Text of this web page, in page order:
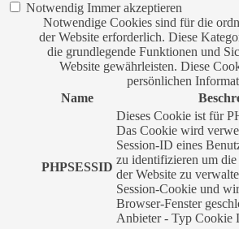
Notwendig Immer akzeptieren
Notwendige Cookies sind für die
der Website erforderlich. Diese
die grundlegende Funktionen und
Website gewährleisten. Diese
persönlichen
Name
PHPSESSID
Dieses Cookie ist für
Das Cookie wird
Session-ID eines
zu identifizieren um
der Website zu
Session-Cookie und
Browser-Fenster
Anbieter - Typ Cookie